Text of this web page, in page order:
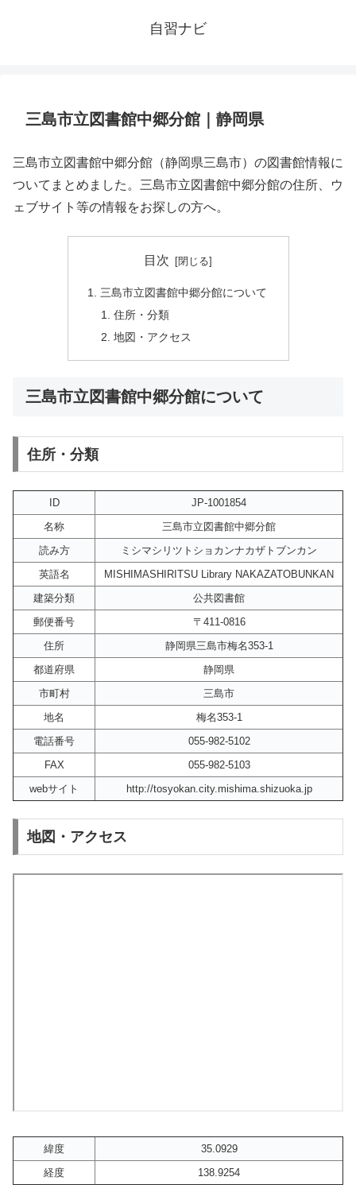
自習ナビ
三島市立図書館中郷分館｜静岡県
三島市立図書館中郷分館（静岡県三島市）の図書館情報に
ついてまとめました。三島市立図書館中郷分館の住所、ウ
ェブサイト等の情報をお探しの方へ。
目次
三島市立図書館中郷分館について
住所・分類
地図・アクセス
三島市立図書館中郷分館について
住所・分類
ID
JP-1001854
名称
三島市立図書館中郷分館
読み方
ミシマシリツトショカンナカザトブンカン
英語名
MISHIMASHIRITSU Library NAKAZATOBUNKAN
建築分類
公共図書館
郵便番号
〒411-0816
住所
静岡県三島市梅名353-1
都道府県
静岡県
市町村
三島市
地名
梅名353-1
電話番号
055-982-5102
FAX
055-982-5103
webサイト
http://tosyokan.city.mishima.shizuoka.jp
地図・アクセス
緯度
35.0929
経度
138.9254